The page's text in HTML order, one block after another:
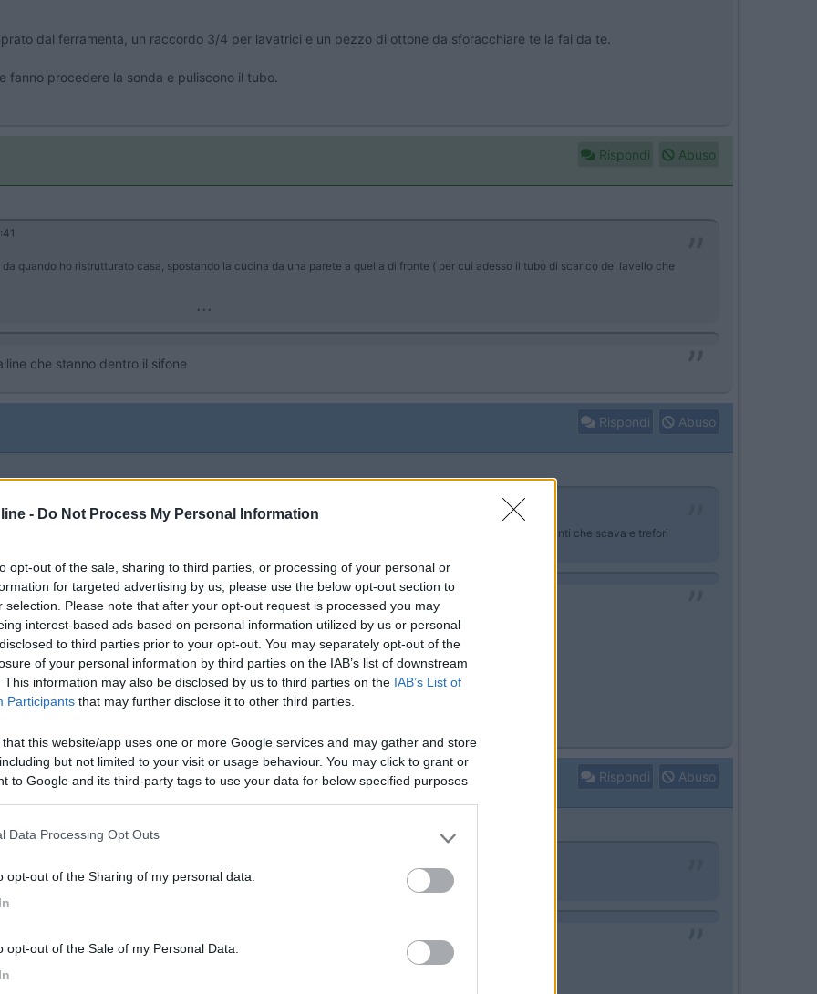
- Do Not Process My Personal Information
opt-out of the sale, sharing to third parties, or processing of your personal or
for targeted advertising by us, please use the below opt-out section to
selection. Please note that after your opt-out request is processed you may
interest-based ads based on personal information utilized by us or personal
to third parties prior to your opt-out. You may separately opt-out of the
of your personal information by third parties on the IAB’s list of downstream
This information may also be disclosed by us to third parties on the IAB’s List of
Participants that may further disclose it to other third parties.
that this website/app uses one or more Google services and may gather and store
but not limited to your visit or usage behaviour. You may click to grant or
to Google and its third-party tags to use your data for below specified purposes
Data Processing Opt Outs
opt-out of the Sharing of my personal data.
opt-out of the Sale of my Personal Data.
dal ferramenta, un raccordo 3/4 per lavatrici e un pezzo di ottone da sforacchiare te la fai da te.
procedere la sonda e puliscono il tubo.
Rispondi Abuso
quando ho ristrutturato casa, spostando la cucina da una parete a quella di fronte ( per cui adesso il tubo di scarico del lavello che
...
che stanno dentro il sifone
Rispondi Abuso
un raccordo 3/4 per lavatrici e un pezzo di ottone da sforacchiare te la fai da te. C'è un foro davanti che scava e trefori
bar di pressione ? specie nelle giunzioni.
un guasto elettrico.
Rispondi Abuso
stanno dentro il sifone
metà vasca